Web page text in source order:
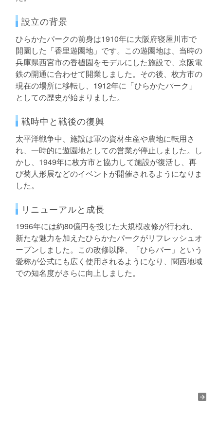
設立の背景
ひらかたパークの前身は1910年に大阪府寝屋川市で
開園した「香里遊園地」です。この遊園地は、当時の
兵庫県西宮市の香櫨園をモデルにした施設で、京阪電
鉄の開通に合わせて開業しました。その後、枚方市の
現在の場所に移転し、1912年に「ひらかたパーク」
としての歴史が始まりました。
戦時中と戦後の復興
太平洋戦争中、施設は軍の資材生産や農地に転用さ
れ、一時的に遊園地としての営業が停止しました。し
かし、1949年に枚方市と協力して施設が復活し、再
び菊人形展などのイベントが開催されるようになりま
した。
リニューアルと成長
1996年には約80億円を投じた大規模改修が行われ、
新たな魅力を加えたひらかたパークがリフレッシュオ
ープンしました。この改修以降、「ひらパー」という
愛称が公式にも広く使用されるようになり、関西地域
での知名度がさらに向上しました。